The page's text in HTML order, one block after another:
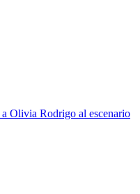
Olivia Rodrigo al escenario